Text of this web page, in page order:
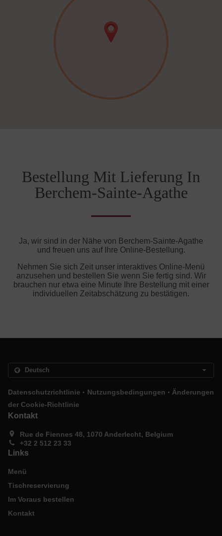
Bestellung Mit Lieferung In
Berchem-Sainte-Agathe
Ja, wir sind in der Nähe von Berchem-Sainte-Agathe
und freuen uns auf Ihre Online-Bestellung.
Nehmen Sie sich Zeit unser interaktives Online-Menü
anzusehen und bestellen Sie wenn Sie fertig sind. Wir
brauchen nur etwa eine Minute Ihre Bestellung mit einer
individuellen Zeitabschätzung zu bestätigen.
Datenschutzrichtlinie . Nutzungsbedingungen . Änderungen
der Cookie-Richtlinie
Kontakt
Rue de Fiennes 48, 1070 Anderlecht, Belgium
+32 2 512 23 33
Links
Menü
Tischreservierung
Im Voraus bestellen
Kontakt